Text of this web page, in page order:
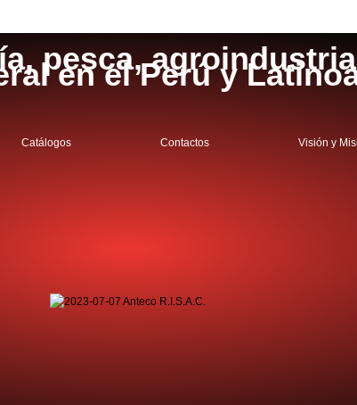
pesca,
en el Perú y
Catálogos Contactos Visión y